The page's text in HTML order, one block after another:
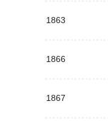
1863
1866
1867